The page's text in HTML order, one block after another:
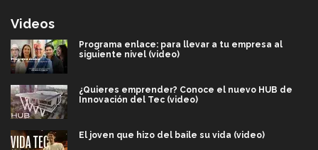
Videos
Programa enlace: para llevar a tu empresa al
siguiente nivel (video)
¿Quieres emprender? Conoce el nuevo HUB de
Innovación del Tec (video)
El joven que hizo del baile su vida (video)